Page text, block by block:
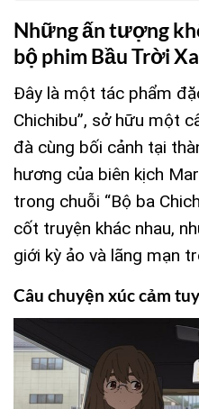
Những ấn tượng
bộ phim Bầu Trời
Đây là một tác phẩm
Chichibu”, sở hữu một
đà cùng bối cảnh tại
hương của biên kịch
trong chuỗi “Bộ ba
cốt truyện khác nhau,
giới kỳ ảo và lãng mạn
Câu chuyện xúc cảm